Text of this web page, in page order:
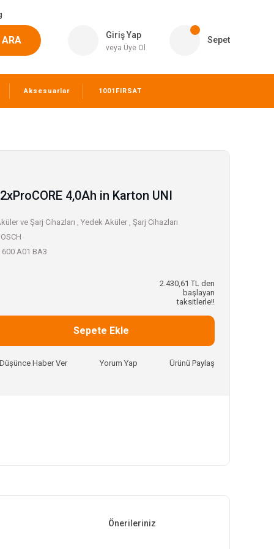
ARA Giriş Yap
veya Üye Ol
Sepet
Aksesuarlar 1001FIRSAT
4,0Ah in Karton UNI
ve Şarj Cihazları , Yedek Aküler , Şarj Cihazları
600 A01 BA3
2.430,61 TL den
başlayan
taksitlerle!!
Sepete Ekle
Düşünce Haber Ver Yorum Yap Ürünü Paylaş
Önerileriniz